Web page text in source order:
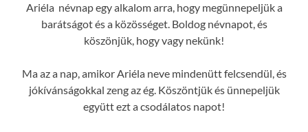
Ariéla névnap egy alkalom arra, hogy megünnepeljük a
barátságot és a közösséget. Boldog névnapot, és
köszönjük, hogy vagy nekünk!
Ma az a nap, amikor Ariéla neve mindenütt felcsendül, és
jókívánságokkal zeng az ég. Köszöntjük és ünnepeljük
együtt ezt a csodálatos napot!